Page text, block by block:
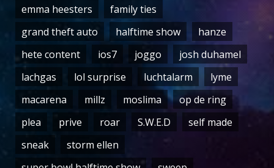
emma heesters
family ties
grand theft auto
halftime show
hanze
hete content
ios7 joggo
josh duhamel
lachgas
lol surprise luchtalarm
lyme
macarena
millz moslima
op de ring
plea
prive roar S.W.E.D
self made
sneak
storm ellen